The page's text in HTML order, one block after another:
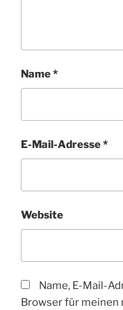
Name*
E-Mail-Adresse*
Website
Name, E-Mail-
Browser für